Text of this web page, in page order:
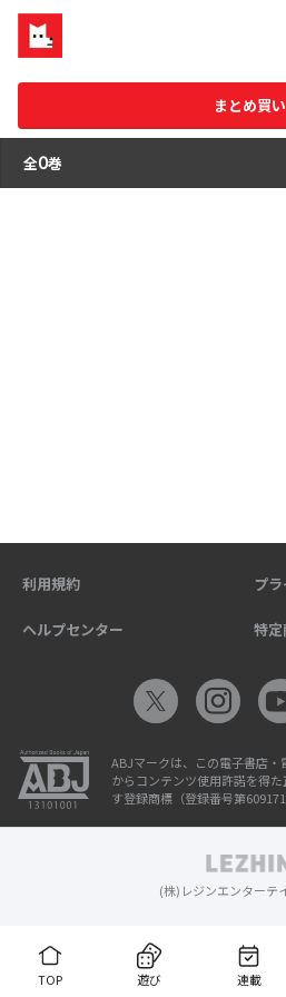
まとめ買い
全0巻
TOP 遊び 連載
利用規約 プ
ヘルプセンター 特
ABJマークは、この電子書店
からコンテンツ使用許諾を得
す登録商標（登録番号第
(株)レジンエンターテ